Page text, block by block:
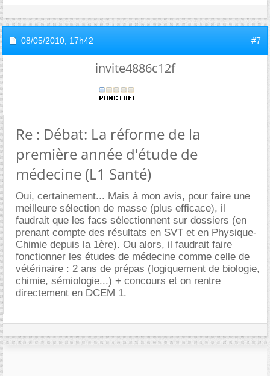
08/05/2010, 17h42 #7
invite4886c12f
Re : Débat: La réforme de la
première année d'étude de
médecine (L1 Santé)
Oui, certainement... Mais à mon avis, pour faire une
meilleure sélection de masse (plus efficace), il
faudrait que les facs sélectionnent sur dossiers (en
prenant compte des résultats en SVT et en Physique-
Chimie depuis la 1ère). Ou alors, il faudrait faire
fonctionner les études de médecine comme celle de
vétérinaire : 2 ans de prépas (logiquement de biologie,
chimie, sémiologie...) + concours et on rentre
directement en DCEM 1.